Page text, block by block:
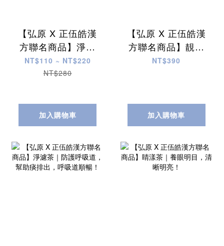
【弘原 X 正伍皓漢
方聯名商品】淨喉
菓｜舒緩喉嚨不
適、精神不濟、口
NT$110 ~ NT$220
NT$280
加入購物車
【弘原 X 正伍皓漢
方聯名商品】靚顏
茶｜美妍好氣色，
NT$390
加入購物車